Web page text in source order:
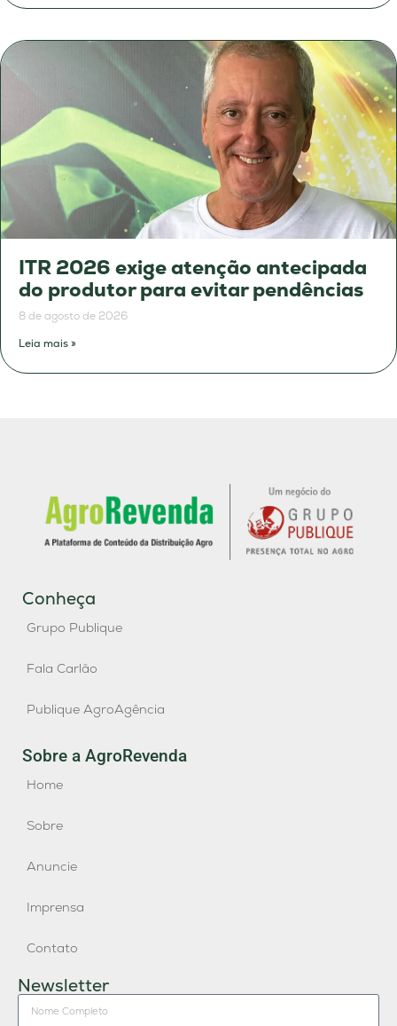
ITR 2026 exige atenção antecipada
do produtor para evitar pendências
8 de agosto de 2026
Leia mais »
Conheça
Grupo Publique
Fala Carlão
Publique AgroAgência
Sobre a AgroRevenda
Home
Sobre
Anuncie
Imprensa
Contato
Newsletter